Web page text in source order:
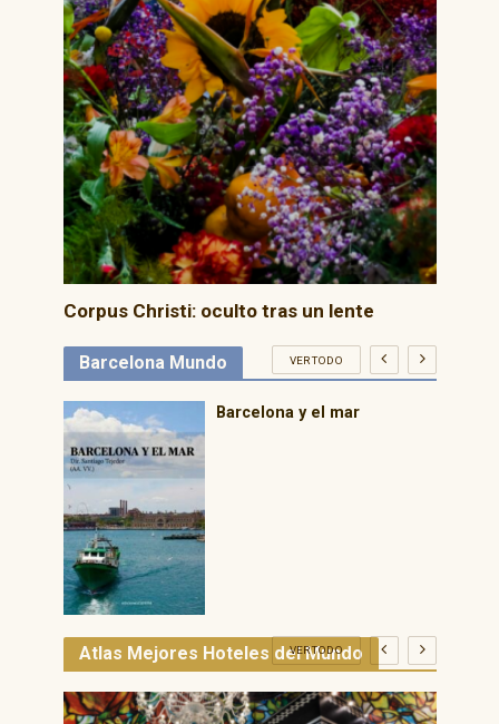
Corpus Christi: oculto tras un lente
Barcelona Mundo VER TODO
Barcelona y el mar
Atlas Mejores Hoteles del Mundo
VER TODO